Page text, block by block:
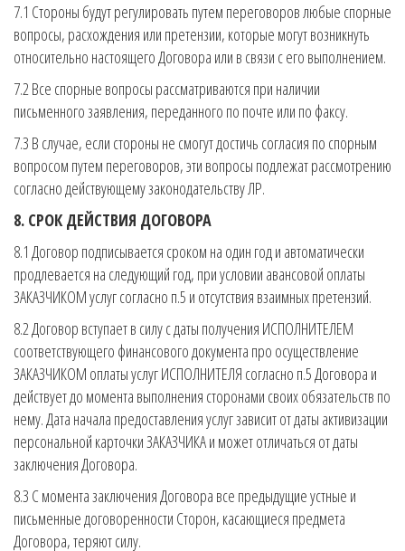
7.1 Стороны будут регулировать путем переговоров любые спорные
вопросы, расхождения или претензии, которые могут возникнуть
относительно настоящего Договора или в связи с его выполнением.
7.2 Все спорные вопросы рассматриваются при наличии
письменного заявления, переданного по почте или по факсу.
7.3 В случае, если стороны не смогут достичь согласия по спорным
вопросом путем переговоров, эти вопросы подлежат рассмотрению
согласно действующему законодательству ЛР.
8. СРОК ДЕЙСТВИЯ ДОГОВОРА
8.1 Договор подписывается сроком на один год и автоматически
продлевается на следующий год, при условии авансовой оплаты
ЗАКАЗЧИКОМ услуг согласно п.5 и отсутствия взаимных претензий.
8.2 Договор вступает в силу с даты получения ИСПОЛНИТЕЛЕМ
соответствующего финансового документа про осуществление
ЗАКАЗЧИКОМ оплаты услуг ИСПОЛНИТЕЛЯ согласно п.5 Договора и
действует до момента выполнения сторонами своих обязательств по
нему. Дата начала предоставления услуг зависит от даты активизации
персональной карточки ЗАКАЗЧИКА и может отличаться от даты
заключения Договора.
8.3 С момента заключения Договора все предыдущие устные и
письменные договоренности Сторон, касающиеся предмета
Договора, теряют силу.